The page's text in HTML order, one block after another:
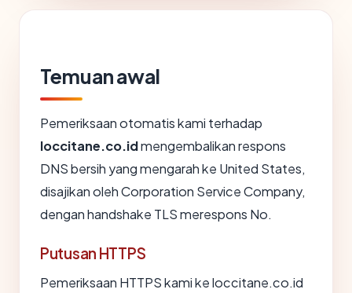
Temuan awal
Pemeriksaan otomatis kami terhadap
loccitane.co.idmengembalikan respons
DNS bersih yang mengarah ke United States,
disajikan oleh Corporation Service Company,
dengan handshake TLS merespons No.
Putusan HTTPS
Pemeriksaan HTTPS kami ke loccitane.co.id